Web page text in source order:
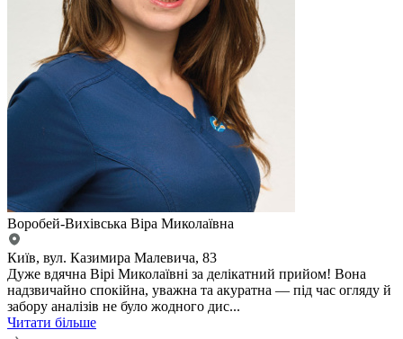
Воробей-Вихівська Віра Миколаївна
Київ, вул. Казимира Малевича, 83
Дуже вдячна Вірі Миколаївні за делікатний прийом! Вона
надзвичайно спокійна, уважна та акуратна — під час огляду й
забору аналізів не було жодного дис...
Читати більше